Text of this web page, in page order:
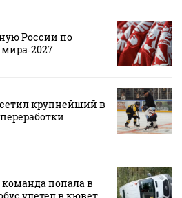
России по
крупнейший в
попала в
улетел в кювет